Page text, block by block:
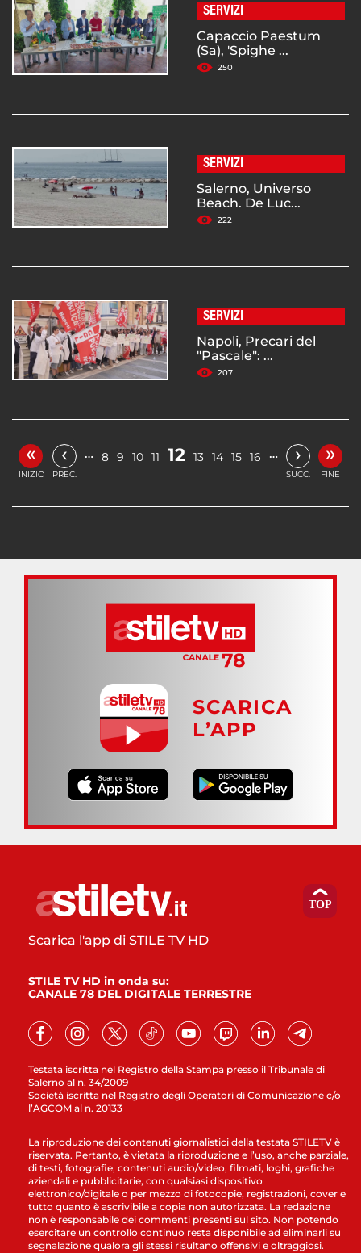
SERVIZI
Capaccio Paestum
(Sa), 'Spighe ...
250
SERVIZI
Salerno, Universo
Beach. De Luc...
222
SERVIZI
Napoli, Precari del
"Pascale": ...
207
«
INIZIO
‹
PREC.
… 8 9 10 11 12 13 14 15 16 … ›
SUCC.
»
FINE
SCARICA
L’APP
Testata iscritta nel Registro della Stampa presso il Tribunale di
Salerno al n. 34/2009
Società iscritta nel Registro degli Operatori di Comunicazione c/o
l’AGCOM al n. 20133
Scarica l'app di STILE TV HD
STILE TV HD in onda su:
CANALE 78 DEL DIGITALE TERRESTRE
La riproduzione dei contenuti giornalistici della testata STILETV è
riservata. Pertanto, è vietata la riproduzione e l’uso, anche parziale,
di testi, fotografie, contenuti audio/video, filmati, loghi, grafiche
aziendali e pubblicitarie, con qualsiasi dispositivo
elettronico/digitale o per mezzo di fotocopie, registrazioni, cover e
tutto quanto è ascrivibile a copia non autorizzata. La redazione
non è responsabile dei commenti presenti sul sito. Non potendo
esercitare un controllo continuo resta disponibile ad eliminarli su
segnalazione qualora gli stessi risultano offensivi e oltraggiosi.